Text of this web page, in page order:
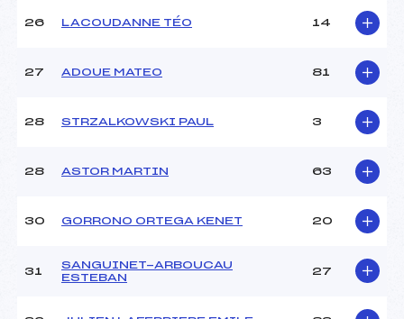
26 LACOUDANNE TÉO 14
27 ADOUE MATEO 81
28 STRZALKOWSKI PAUL 3
28 ASTOR MARTIN 63
30 GORRONO ORTEGA KENET 20
31
SANGUINET-ARBOUCAU
ESTEBAN
27